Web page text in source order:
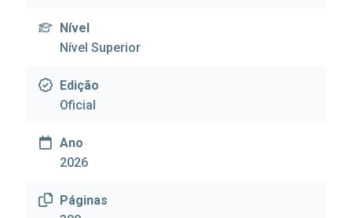
Nível
Nível Superior
Edição
Oficial
Ano
2026
Páginas